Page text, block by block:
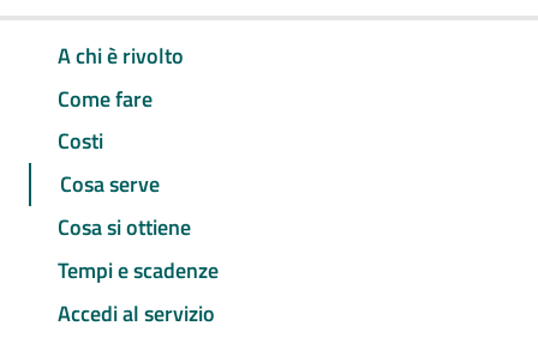
A chi è rivolto
Come fare
Costi
Cosa serve
Cosa si ottiene
Tempi e scadenze
Accedi al servizio